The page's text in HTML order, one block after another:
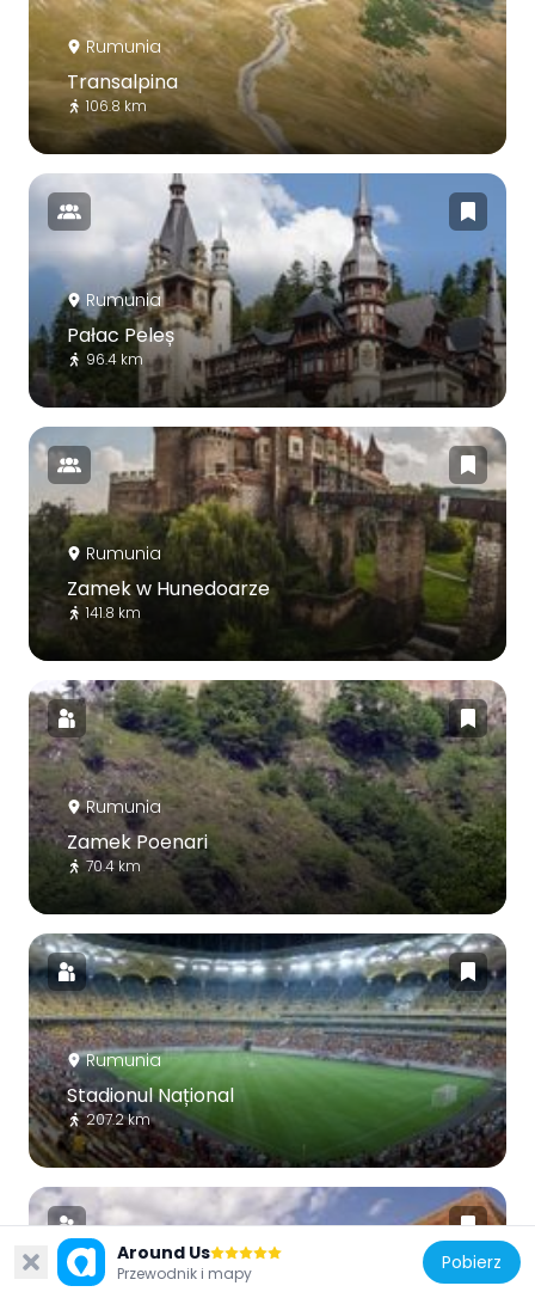
Rumunia
Transalpina
106.8 km
Rumunia
Pałac Peleș
96.4 km
Rumunia
Zamek w Hunedoarze
141.8 km
Rumunia
Zamek Poenari
70.4 km
Rumunia
Stadionul Național
207.2 km
Around Us
Przewodnik i mapy Pobierz